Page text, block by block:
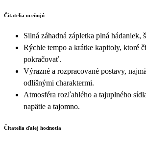
Čitatelia oceňujú
Silná záhadná zápletka plná hádaniek,
Rýchle tempo a krátke kapitoly, ktoré
pokračovať.
Výrazné a rozpracované postavy,
odlišnými charaktermi.
Atmosféra rozľahlého a tajuplného
napätie a tajomno.
Čitatelia ďalej hodnotia